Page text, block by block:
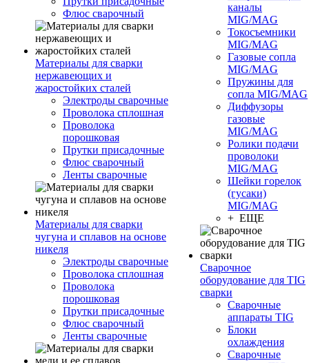
Флюс сварочный
Материалы для сварки
нержавеющих и
жаростойких сталей
Электроды сварочные
Проволока сплошная
Проволока
порошковая
Прутки присадочные
Флюс сварочный
Ленты сварочные
Материалы для сварки
чугуна и сплавов на основе
никеля
Электроды сварочные
Проволока сплошная
Проволока
порошковая
Прутки присадочные
Флюс сварочный
Ленты сварочные
каналы
MIG/MAG
Токосъемники
MIG/MAG
Газовые сопла
MIG/MAG
Пружины для
сопла MIG/MAG
Диффузоры
газовые
MIG/MAG
Ролики подачи
проволоки
MIG/MAG
Шейки горелок
(гусаки)
MIG/MAG
+ ЕЩЕ
Сварочное
оборудование для TIG
сварки
Сварочные
аппараты TIG
Блоки
охлаждения
Сварочные